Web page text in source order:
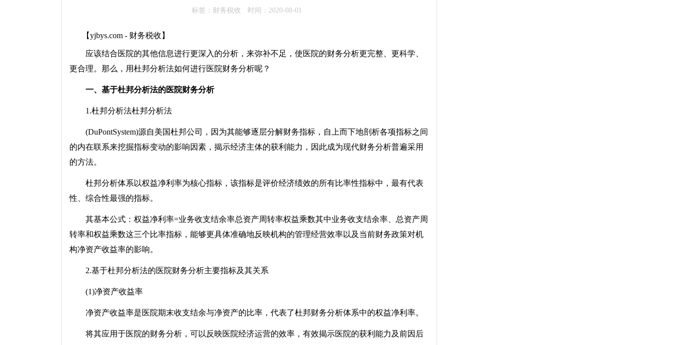
标签：财务税收 时间：2020-08-01
【yjbys.com - 财务税收】
应该结合医院的其他信息进行更深入的分析，来弥补不足，使医院的财务分析更完整、更科学、
更合理。那么，用杜邦分析法如何进行医院财务分析呢？
一、基于杜邦分析法的医院财务分析
1.杜邦分析法杜邦分析法
(DuPontSystem)源自美国杜邦公司，因为其能够逐层分解财务指标，自上而下地剖析各项指标之间
的内在联系来挖掘指标变动的影响因素，揭示经济主体的获利能力，因此成为现代财务分析普遍采用
的方法。
杜邦分析体系以权益净利率为核心指标，该指标是评价经济绩效的所有比率性指标中，最有代表
性、综合性最强的指标。
其基本公式：权益净利率=业务收支结余率总资产周转率权益乘数其中业务收支结余率、总资产周
转率和权益乘数这三个比率指标，能够更具体准确地反映机构的管理经营效率以及当前财务政策对机
构净资产收益率的影响。
2.基于杜邦分析法的医院财务分析主要指标及其关系
(1)净资产收益率
净资产收益率是医院期末收支结余与净资产的比率，代表了杜邦财务分析体系中的权益净利率。
将其应用于医院的财务分析，可以反映医院经济运营的效率，有效揭示医院的获利能力及前因后